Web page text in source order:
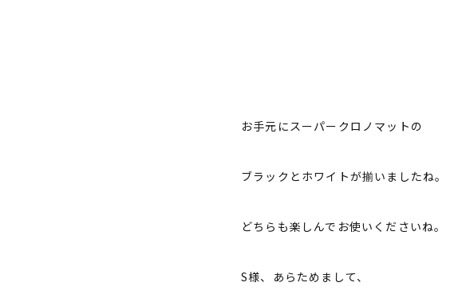
お手元にスーパークロノマットの
ブラックとホワイトが揃いましたね。
どちらも楽しんでお使いくださいね。
S様、あらためまして、